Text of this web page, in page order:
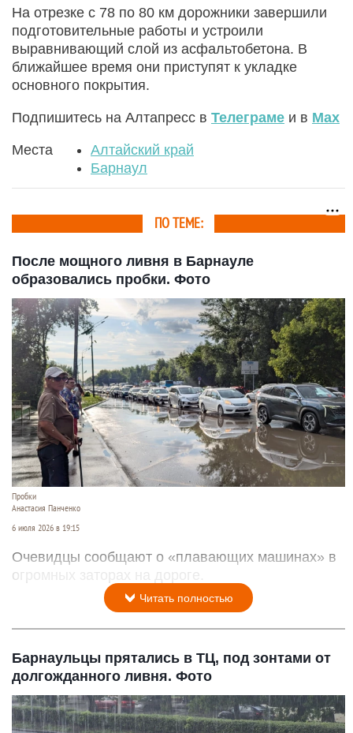
На отрезке с 78 по 80 км дорожники завершили
подготовительные работы и устроили
выравнивающий слой из асфальтобетона. В
ближайшее время они приступят к укладке
основного покрытия.
Подпишитесь на Алтапресс в Телеграме и в Max
Места
Алтайский край
Барнаул
ПО ТЕМЕ:
После мощного ливня в Барнауле
образовались пробки. Фото
Пробки
Анастасия Панченко
6 июля 2026 в 19:15
Очевидцы сообщают о «плавающих машинах» в
огромных заторах на дороге.
Читать полностью
Барнаульцы прятались в ТЦ, под зонтами от
долгожданного ливня. Фото